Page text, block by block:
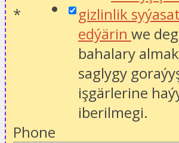
*
gizlinlik
edýärin we
bahalary
saglygy
işgärlerine
iberilmegi.
Phone